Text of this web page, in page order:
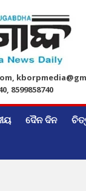
8599858740
ଦୈନ ଦିନ